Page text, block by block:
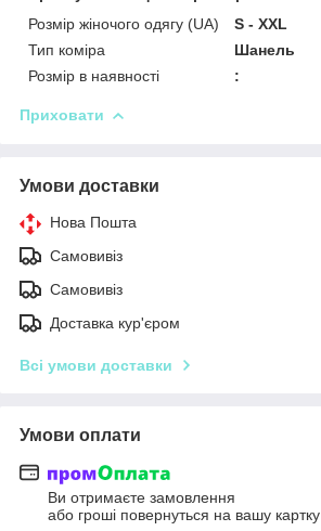
Розмір жіночого одягу (UA)
S - XXL
Тип коміра
Шанель
Розмір в наявності
:
Приховати
Умови доставки
Нова Пошта
Самовивіз
Самовивіз
Доставка кур'єром
Всі умови доставки
Умови оплати
Ви отримаєте замовлення
або гроші повернуться на вашу картку